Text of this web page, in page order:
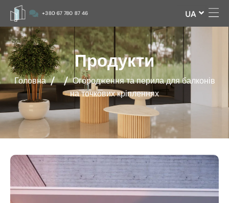
+380 67 780 87 46 UA
Продукти
Головна
Огородження та перила для балконів
на точкових кріпленнях